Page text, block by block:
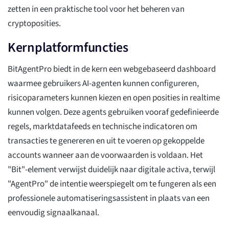
zetten in een praktische tool voor het beheren van
cryptoposities.
Kernplatformfuncties
BitAgentPro biedt in de kern een webgebaseerd dashboard
waarmee gebruikers AI-agenten kunnen configureren,
risicoparameters kunnen kiezen en open posities in realtime
kunnen volgen. Deze agents gebruiken vooraf gedefinieerde
regels, marktdatafeeds en technische indicatoren om
transacties te genereren en uit te voeren op gekoppelde
accounts wanneer aan de voorwaarden is voldaan. Het
"Bit"-element verwijst duidelijk naar digitale activa, terwijl
"AgentPro" de intentie weerspiegelt om te fungeren als een
professionele automatiseringsassistent in plaats van een
eenvoudig signaalkanaal.